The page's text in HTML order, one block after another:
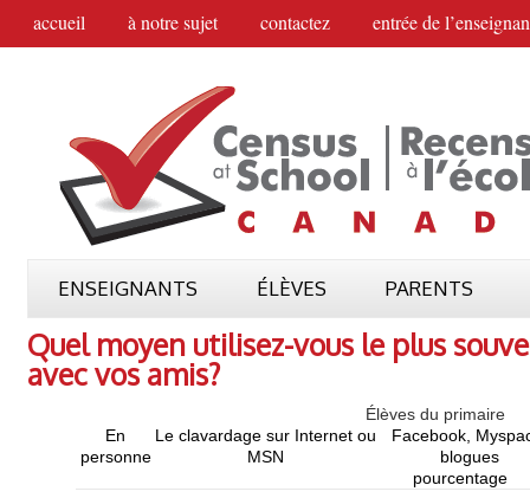
accueil à notre sujet contactez entrée de
ENSEIGNANTS ÉLÈVES PARENTS
Quel moyen utilisez-vous le plus
avec vos amis?
Élèves du primaire
En
personne
Le clavardage sur Internet ou
MSN
Facebook,
blogues
pourcentage